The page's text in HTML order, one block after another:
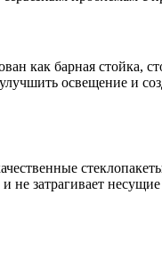
как барная стойка,
освещение и
не затрагивает